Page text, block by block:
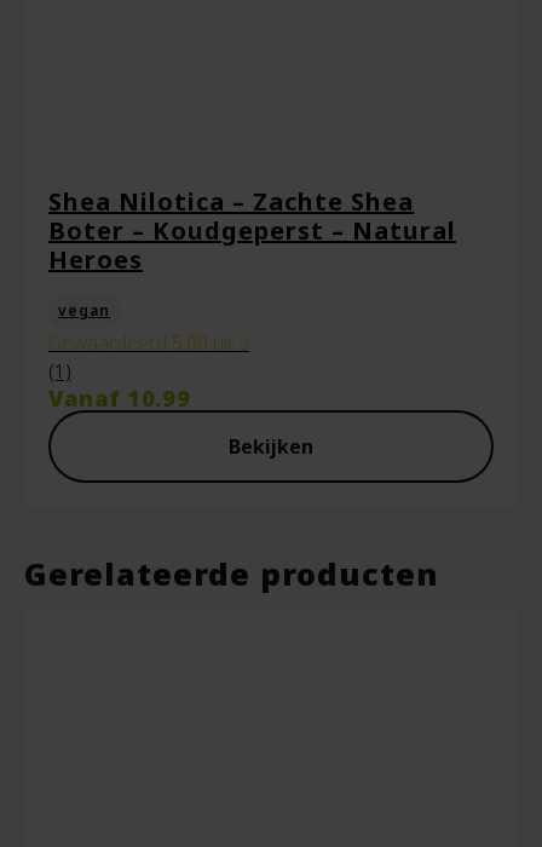
E-mail*
Shea Nilotica – Zachte Shea
Boter – Koudgeperst – Natural
Heroes
vegan
Gewaardeerd 5.00 uit 5
(1)
Vanaf 10.99
Bekijken
Gerelateerde producten